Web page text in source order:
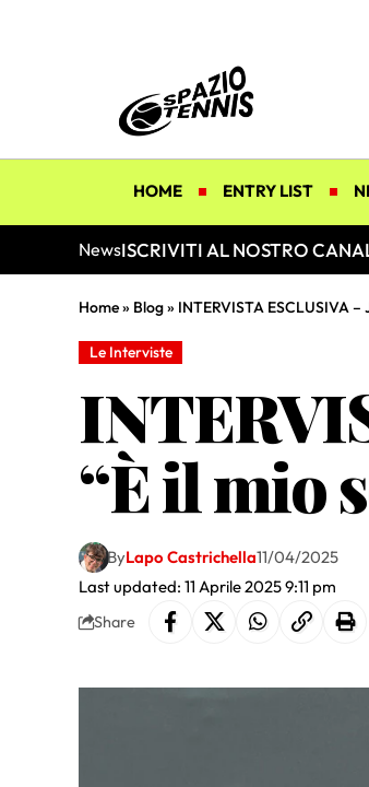
HOME ENTRY LIST
NewsISCRIVITI AL NOSTRO
Home» Blog» INTERVISTA ESCLUSIVA
Le Interviste
“È il mio
Last updated: 11 Aprile 2025 9:11 pm
ByLapo Castrichella11/04/2025
Share